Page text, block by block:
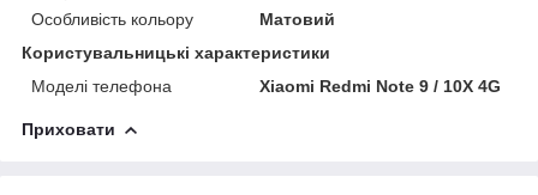
Особливість кольору
Матовий
Користувальницькі характеристики
Моделі телефона
Xiaomi Redmi Note 9 / 10X 4G
Приховати